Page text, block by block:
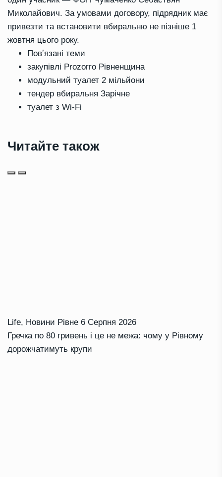
Миколайович. За умовами договору, підрядник має
привезти та встановити вбиральню не пізніше 1
жовтня цього року.
Повʼязані теми
закупівлі Prozorro Рівненщина
модульний туалет 2 мільйони
тендер вбиральня Зарічне
туалет з Wi-Fi
Читайте також
Life, Новини Рівне 6 Серпня 2026
Гречка по 80 гривень і це не межа: чому у Рівному
дорожчатимуть крупи